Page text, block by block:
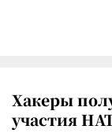
Хакеры
участия